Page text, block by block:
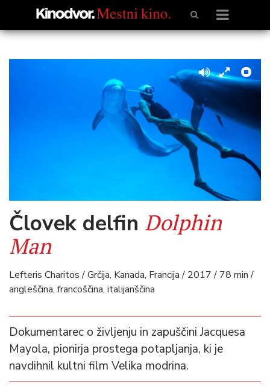
Človek delfin Dolphin
Man
Lefteris Charitos / Grčija, Kanada, Francija / 2017 / 78 min /
angleščina, francoščina, italijanščina
Dokumentarec o življenju in zapuščini Jacquesa
Mayola, pionirja prostega potapljanja, ki je
navdihnil kultni film Velika modrina.